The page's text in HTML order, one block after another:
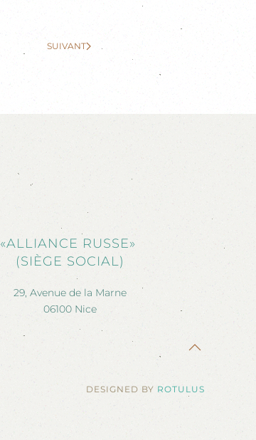
SUIVANT
«ALLIANCE RUSSE»
(SIÈGE SOCIAL)
29, Avenue de la Marne
06100 Nice
DESIGNED BY ROTULUS